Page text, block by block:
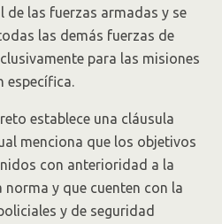
las fuerzas armadas y se
las demás fuerzas de
para las misiones
establece una cláusula
menciona que los objetivos
con anterioridad a la
norma y que cuenten con la
y de seguridad